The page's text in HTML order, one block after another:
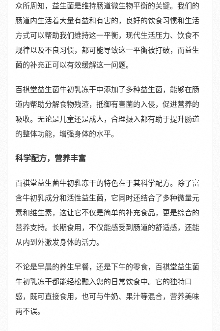
众所周知，益生菌是维持肠道微生物平衡的关键。我们的
肠道内生活着大量有益和有害的，良好的饮食习惯和生活
方式可以帮助我们维持这一平衡，现代生活压力、饮食不
规律以及不良习惯，都可能导致这一平衡被打破，而益生
菌的补充正可以有效缓解这一问题。
百祺堂益生菌牛初乳冻干中添加了多种益生菌，能够在肠
道内帮助分解食物残渣，抵御有害菌的入侵，促进营养的
吸收。无论是儿童还是成人，合理摄入都有助于提升肠道
的整体功能，增强身体的水平。
科学配方，营养丰富
百祺堂益生菌牛初乳冻干的特色在于其科学配方。除了富
含牛初乳成分和活性益生菌，它同时还结合了多种微量元
素和维生素，这让它不仅是简单的补充食品，更是综合的
营养支持。长期食用，不仅能感受到肠道的舒适感，还能
从内到外激发身体的活力。
不论是早晨的养生早餐，还是下午的零食，百祺堂益生菌
牛初乳冻干都能轻松融入您的日常饮食中。它的独特口
感，既可直接食用，也可与牛奶、果汁等混合，营养美味
两不误。